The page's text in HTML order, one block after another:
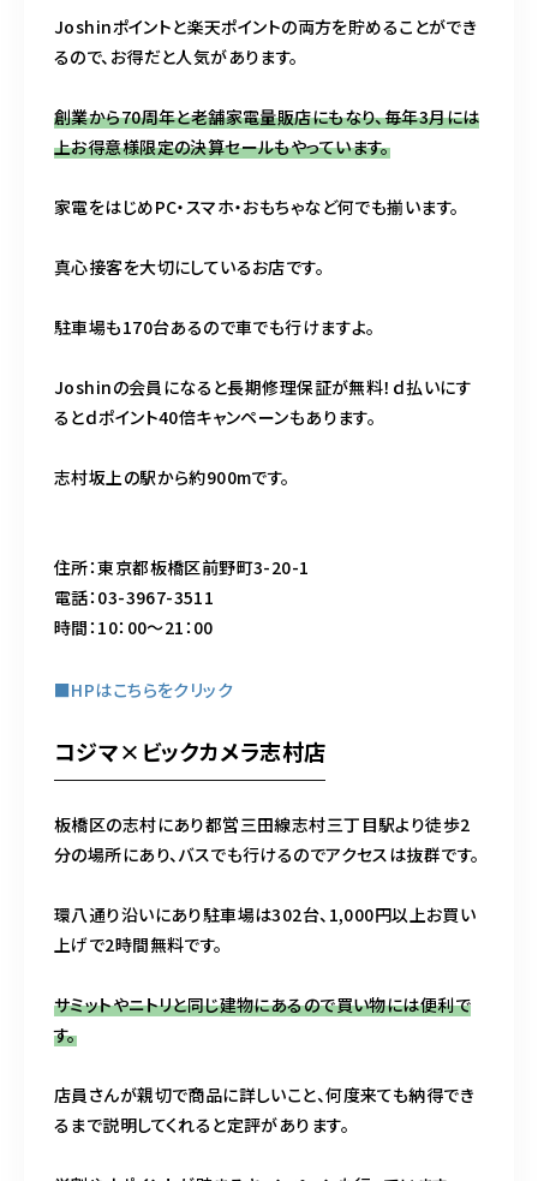
Joshinポイントと楽天ポイントの両方を貯めることができ
るので、お得だと人気があります。
創業から70周年と老舗家電量販店にもなり、毎年3月には
上お得意様限定の決算セールもやっています。
家電をはじめPC・スマホ・おもちゃなど何でも揃います。
真心接客を大切にしているお店です。
駐車場も170台あるので車でも行けますよ。
Joshinの会員になると長期修理保証が無料！ｄ払いにす
るとｄポイント40倍キャンペーンもあります。
志村坂上の駅から約900mです。
住所：東京都板橋区前野町3-20-1
電話：03-3967-3511
時間：10：00～21：00
■HPはこちらをクリック
コジマ×ビックカメラ志村店
板橋区の志村にあり都営三田線志村三丁目駅より徒歩2
分の場所にあり、バスでも行けるのでアクセスは抜群です。
環八通り沿いにあり駐車場は302台、1,000円以上お買い
上げで2時間無料です。
サミットやニトリと同じ建物にあるので買い物には便利で
す。
店員さんが親切で商品に詳しいこと、何度来ても納得でき
るまで説明してくれると定評があります。